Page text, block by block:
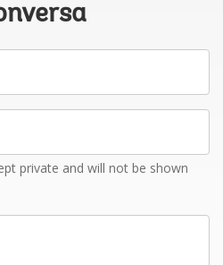
private and will not be shown